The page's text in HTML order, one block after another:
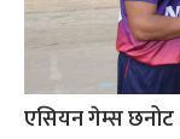
एसियन गेम्स छनोट